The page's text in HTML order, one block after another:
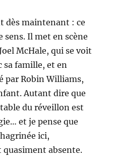
dès maintenant : ce
sens. Il met en scène
McHale, qui se voit
sa famille, et en
par Robin Williams,
Autant dire que
du réveillon est
et je pense que
ici,
quasiment absente.